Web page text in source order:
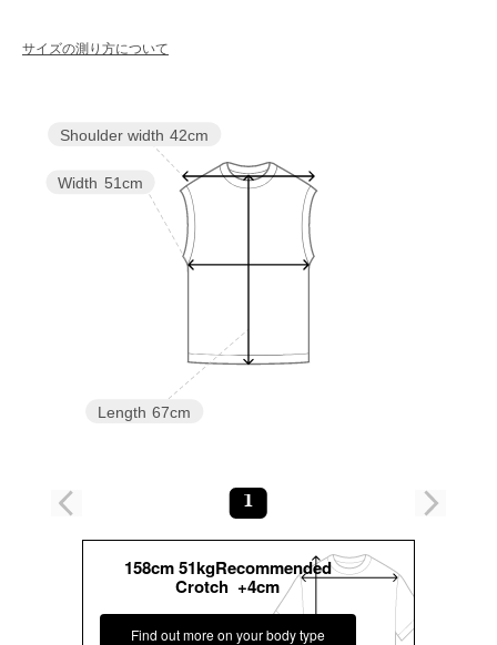
サイズの測り方について
Length 67cm
Width 51cm
Shoulder width 42cm
1
158cm 51kgRecommended
Crotch +4cm
Find out more on your body type